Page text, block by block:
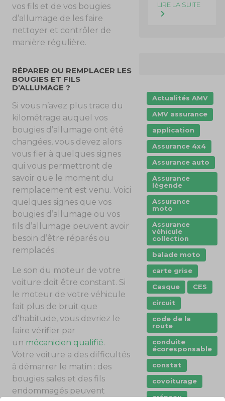
vos fils et de vos bougies
d’allumage de les faire
nettoyer et contrôler de
manière régulière.
RÉPARER OU REMPLACER LES
BOUGIES ET FILS
D’ALLUMAGE ?
Si vous n’avez plus trace du
kilométrage auquel vos
bougies d’allumage ont été
changées, vous devez alors
vous fier à quelques signes
qui vous permettront de
savoir que le moment du
remplacement est venu. Voici
quelques signes que vos
bougies d’allumage ou vos
fils d’allumage peuvent avoir
besoin d’être réparés ou
remplacés :
Le son du moteur de votre
voiture doit être constant. Si
le moteur de votre véhicule
fait plus de bruit que
d’habitude, vous devriez le
faire vérifier par
un mécanicien qualifié.
Votre voiture a des difficultés
à démarrer le matin : des
bougies sales et des fils
endommagés peuvent
LIRE LA SUITE
Actualités AMV
AMV assurance
application
Assurance 4x4
Assurance auto
Assurance
légende
Assurance
moto
Assurance
véhicule
collection
balade moto
carte grise
Casque
CES
circuit
code de la
route
conduite
écoresponsable
constat
covoiturage
créneau